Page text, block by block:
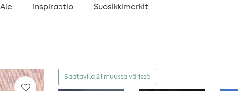
Ale Inspiraatio Suosikkimerkit
Saatavilla 21 muussa värissä